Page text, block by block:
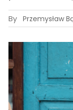
By Przemysław